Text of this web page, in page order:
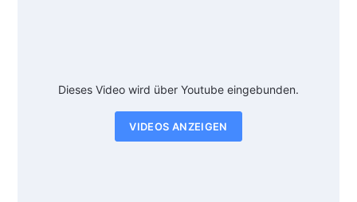
Dieses Video wird über Youtube eingebunden.
VIDEOS ANZEIGEN